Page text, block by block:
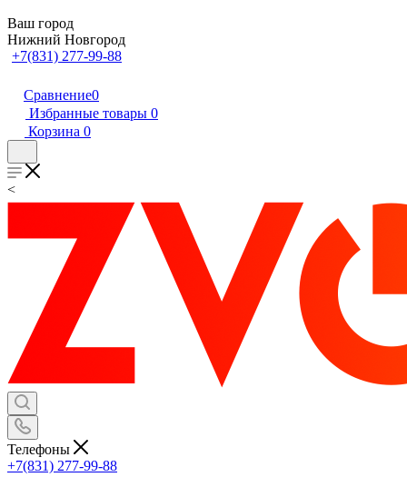
Ваш город
Нижний Новгород
+7(831) 277-99-88
Сравнение0
Избранные товары 0
Корзина 0
<
Телефоны
+7(831) 277-99-88